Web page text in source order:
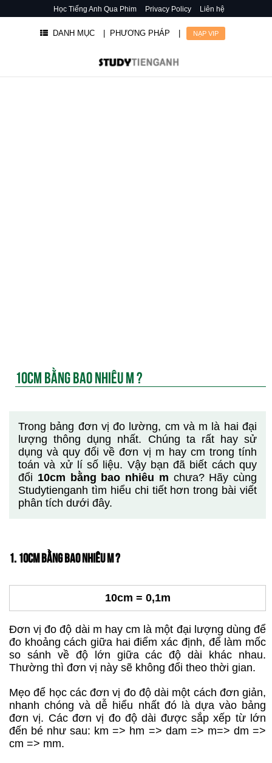
Học Tiếng Anh Qua Phim Privacy Policy Liên hệ
DANH MỤC | PHƯƠNG PHÁP NẠP VIP
10CM BẰNG BAO NHIÊU M ?
Trong bảng đơn vị đo lường, cm và m là hai đại
lượng thông dụng nhất. Chúng ta rất hay sử
dụng và quy đổi về đơn vị m hay cm trong tính
toán và xử lí số liệu. Vậy bạn đã biết cách quy
đổi 10cm bằng bao nhiêu m chưa? Hãy cùng
Studytienganh tìm hiểu chi tiết hơn trong bài viết
phân tích dưới đây.
1. 10CM BẰNG BAO NHIÊU M ?
10cm = 0,1m
Đơn vị đo độ dài m hay cm là một đại lượng dùng để
đo khoảng cách giữa hai điểm xác định, để làm mốc
so sánh về độ lớn giữa các độ dài khác nhau.
Thường thì đơn vị này sẽ không đổi theo thời gian.
Mẹo để học các đơn vị đo độ dài một cách đơn giản,
nhanh chóng và dễ hiểu nhất đó là dựa vào bảng
đơn vị. Các đơn vị đo độ dài được sắp xếp từ lớn
đến bé như sau: km => hm => dam => m=> dm =>
cm => mm.